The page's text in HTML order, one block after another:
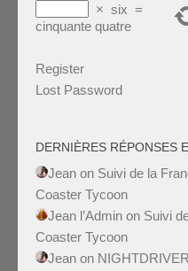
× six =
cinquante quatre
Register
Lost Password
DERNIÈRES RÉPONSES
Jean on Suivi de la
Coaster Tycoon
Jean l’Admin on Suivi
Coaster Tycoon
Jean on